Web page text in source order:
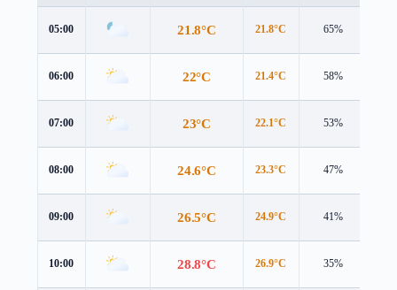
05:00 21.8°C 21.8°C 65%
06:00 22°C 21.4°C 58%
07:00 23°C 22.1°C 53%
08:00 24.6°C 23.3°C 47%
09:00 26.5°C 24.9°C 41%
10:00 28.8°C 26.9°C 35%